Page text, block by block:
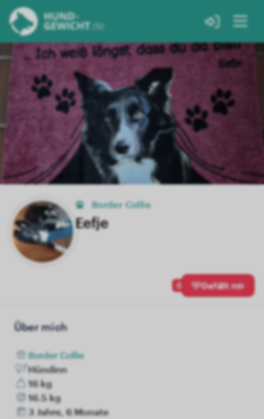
Border Collie
Eefje
0 Gefällt mir
Über mich
Border Collie
Hündinn
16 kg
16.5 kg
3 Jahre, 6 Monate